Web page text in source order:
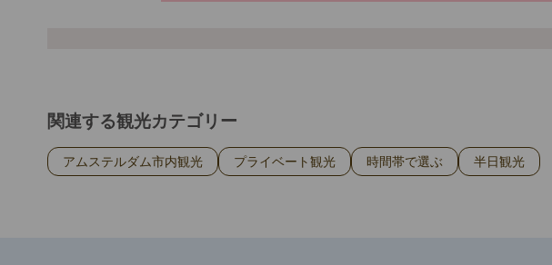
関連する観光カテゴリー
アムステルダム市内観光 プライベート観光 時間帯で選ぶ 半日観光